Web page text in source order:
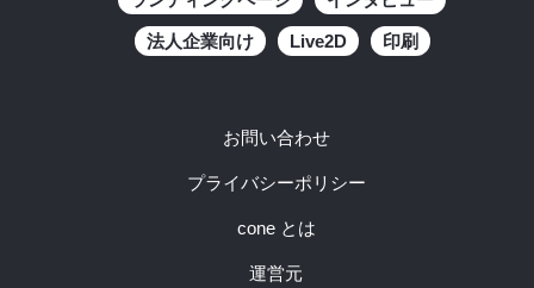
法人企業向け Live2D 印刷
お問い合わせ
プライバシーポリシー
cone とは
運営元